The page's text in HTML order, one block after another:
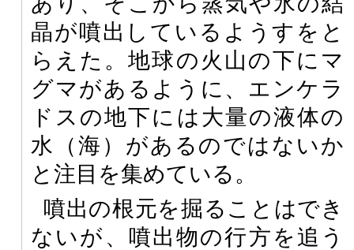
晶が噴出しているようすをと
らえた。地球の火山の下にマ
グマがあるように、エンケラ
ドスの地下には大量の液体の
水（海）があるのではないか
と注目を集めている。
噴出の根元を掘ることはでき
ないが、噴出物の行方を追う